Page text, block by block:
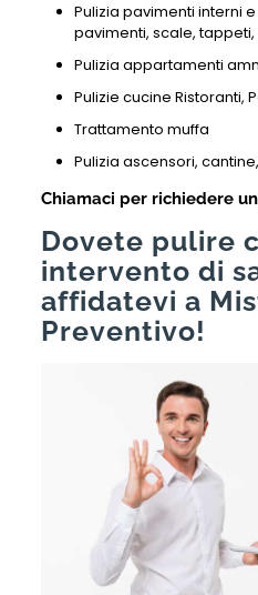
Pulizia pavimenti interni
pavimenti, scale,
Pulizia appartamenti
Pulizie cucine Ristoranti,
Trattamento muffa
Pulizia ascensori,
Chiamaci per richiedere
Dovete pulire
intervento di
affidatevi a
Preventivo!